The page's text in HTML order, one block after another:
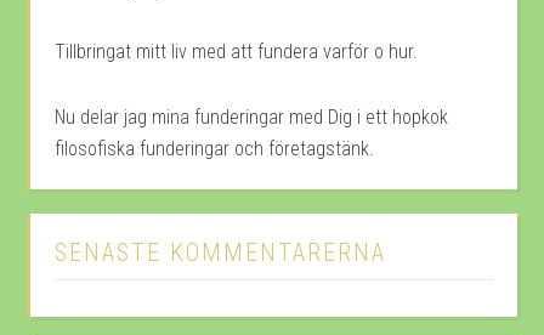
Tillbringat mitt liv med att fundera varför o hur.
Nu delar jag mina funderingar med Dig i ett hopkok
filosofiska funderingar och företagstänk.
SENASTE KOMMENTARERNA